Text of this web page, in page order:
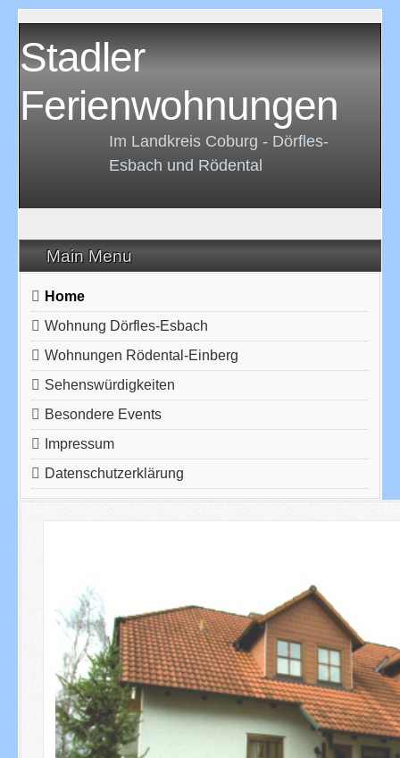
Stadler
Ferienwohnungen
Im Landkreis Coburg - Dörfles-
Esbach und Rödental
Main Menu
Home
Wohnung Dörfles-Esbach
Wohnungen Rödental-Einberg
Sehenswürdigkeiten
Besondere Events
Impressum
Datenschutzerklärung